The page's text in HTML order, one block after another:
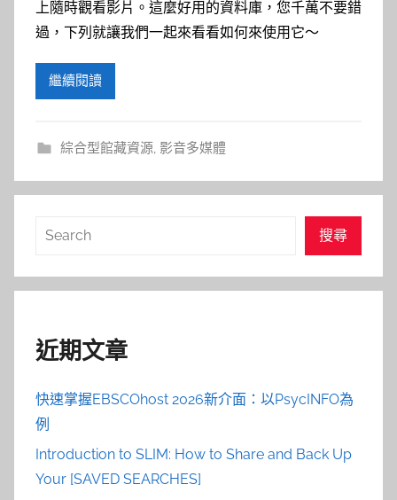
上隨時觀看影片。這麼好用的資料庫，您千萬不要錯
過，下列就讓我們一起來看看如何來使用它～
繼續閱讀
綜合型館藏資源, 影音多媒體
搜
搜尋
近期文章
快速掌握EBSCOhost 2026新介面：以PsycINFO為
例
Introduction to SLIM: How to Share and Back Up
Your [SAVED SEARCHES]